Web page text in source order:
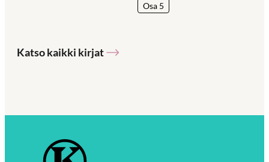
Osa 5
Katso kaikki kirjat